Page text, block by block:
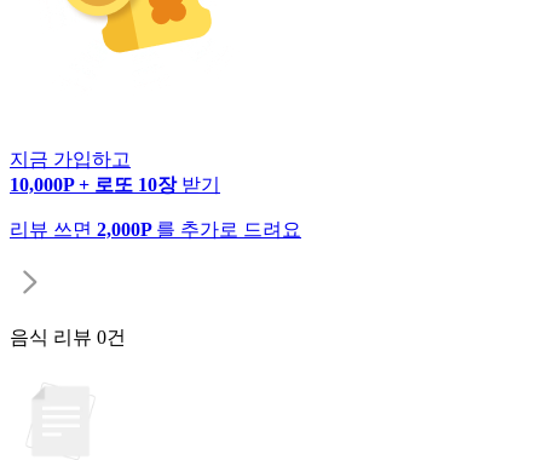
지금 가입하고
10,000P + 로또 10장 받기
리뷰 쓰면 2,000P 를 추가로 드려요
음식 리뷰 0건